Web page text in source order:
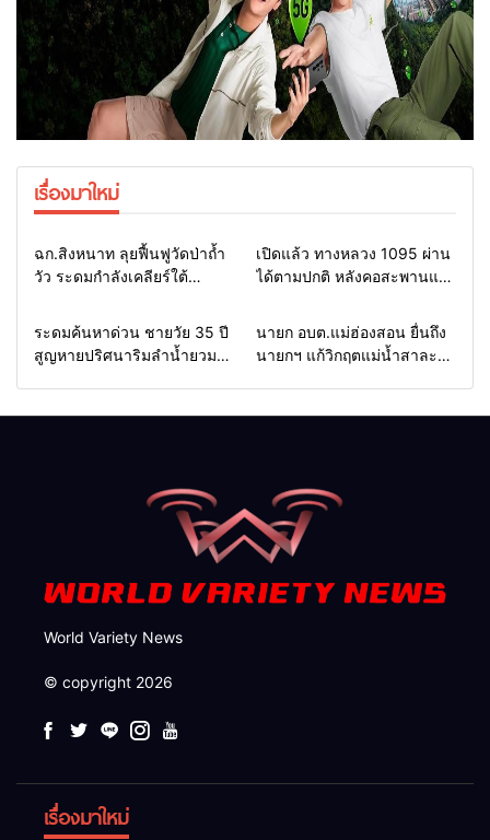
เรื่องมาใหม่
Home แวดวงทหาร
ฉก.สิงหนาท ลุยฟื้นฟูวัดป่าถ้ำ
วัว ระดมกำลังเคลียร์ใต้
ช่วยชาวบ้านฝ่าวิกฤตน้ำป่า
Home รอบรั้วทั่วไทย
เปิดแล้ว ทางหลวง 1095 ผ่าน
ได้ตามปกติ หลังคอสะพานแม่
แม่ฮ่องสอน สั่งเฝ้าระวัง 24
Home รอบรั้วทั่วไทย
ระดมค้นหาด่วน ชายวัย 35 ปี
สูญหายปริศนาริมลำน้ำยวม
Home รอบรั้วทั่วไทย
นายก อบต.แม่ฮ่องสอน ยื่นถึง
นายกฯ แก้วิกฤตแม่น้ำสาละ
World Variety News
© copyright 2026
เรื่องมาใหม่